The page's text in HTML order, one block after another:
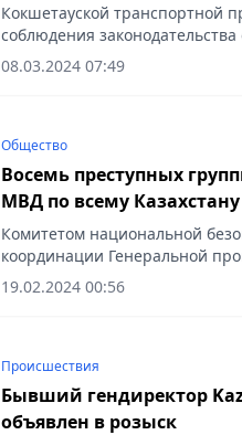
Кокшетауской транспортной
соблюдения
участках дорог защищены
перевозчиков, сообщает...
08.03.2024 07:49
Общество
Восемь преступных
МВД по всему Казахстану
Комитетом национальной
координации Генеральной
Актюбинской, Атырауской,
19.02.2024 00:56
Происшествия
Бывший гендиректор
объявлен в розыск